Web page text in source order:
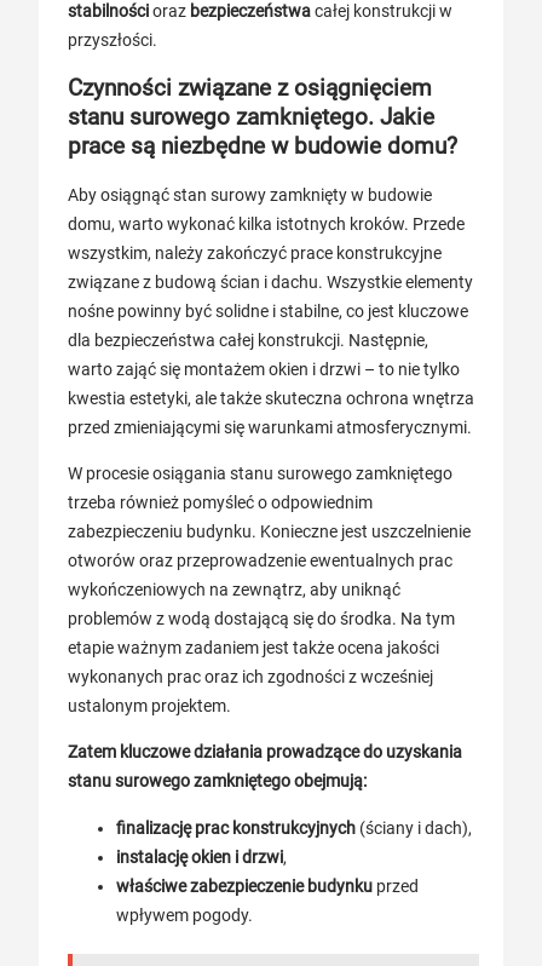
stabilnościoraz bezpieczeństwacałej konstrukcji w
przyszłości.
Czynności związane z osiągnięciem
stanu surowego zamkniętego. Jakie
prace są niezbędne w budowie domu?
Aby osiągnąć stan surowy zamknięty w budowie
domu, warto wykonać kilka istotnych kroków. Przede
wszystkim, należy zakończyć prace konstrukcyjne
związane z budową ścian i dachu. Wszystkie elementy
nośne powinny być solidne i stabilne, co jest kluczowe
dla bezpieczeństwa całej konstrukcji. Następnie,
warto zająć się montażem okien i drzwi – to nie tylko
kwestia estetyki, ale także skuteczna ochrona wnętrza
przed zmieniającymi się warunkami atmosferycznymi.
W procesie osiągania stanu surowego zamkniętego
trzeba również pomyśleć o odpowiednim
zabezpieczeniu budynku. Konieczne jest uszczelnienie
otworów oraz przeprowadzenie ewentualnych prac
wykończeniowych na zewnątrz, aby uniknąć
problemów z wodą dostającą się do środka. Na tym
etapie ważnym zadaniem jest także ocena jakości
wykonanych prac oraz ich zgodności z wcześniej
ustalonym projektem.
Zatem kluczowe działania prowadzące do uzyskania
stanu surowego zamkniętego obejmują:
finalizację prac konstrukcyjnych (ściany i dach),
instalację okien i drzwi,
właściwe zabezpieczenie budynku przed
wpływem pogody.